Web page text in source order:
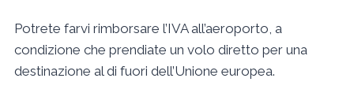
Potrete farvi rimborsare l’IVA all’aeroporto, a
condizione che prendiate un volo diretto per una
destinazione al di fuori dell’Unione europea.